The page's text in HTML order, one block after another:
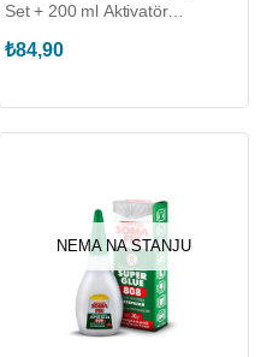
Set + 200 ml Aktivatör
₺84,90
NEMA NA STANJU